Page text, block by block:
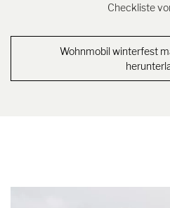
Checkliste
Wohnmobil winterfest